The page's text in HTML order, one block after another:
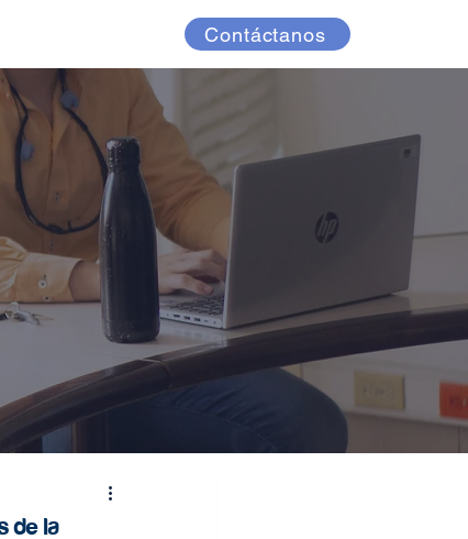
Contáctanos
de la